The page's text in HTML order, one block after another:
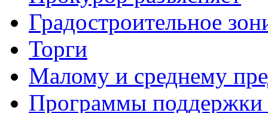
Градостроительное
Торги
Малому и среднему
Программы поддержки